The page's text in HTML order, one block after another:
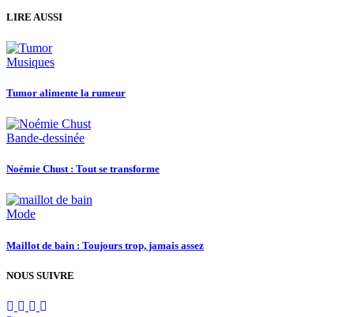
LIRE AUSSI
Musiques
Tumor alimente la rumeur
Bande-dessinée
Noémie Chust : Tout se transforme
Mode
Maillot de bain : Toujours trop, jamais assez
NOUS SUIVRE